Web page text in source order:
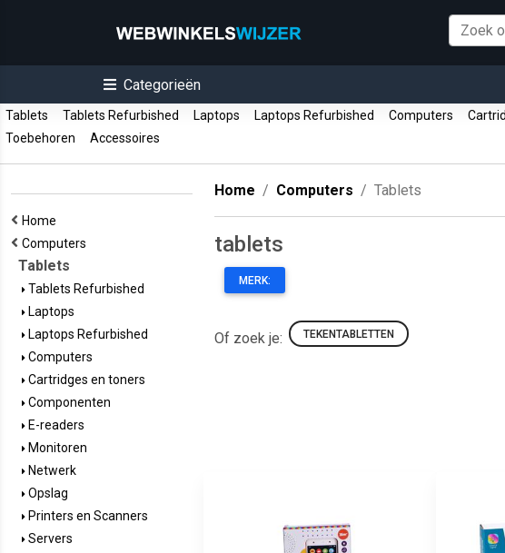
Categorieën
Tablets Tablets Refurbished Laptops Laptops Refurbished Computers
Toebehoren
Accessoires
Home
Computers
Tablets
Tablets Refurbished
Laptops
Laptops Refurbished
Computers
Cartridges en toners
Componenten
E-readers
Monitoren
Netwerk
Opslag
Printers en Scanners
Servers
Home Computers Tablets
tablets
MERK:
Of zoek je: TEKENTABLETTEN